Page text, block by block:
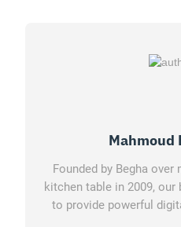
Mahmoud
Founded by Begha
kitchen table in 2009,
to provide powerful